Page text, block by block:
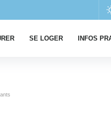
SE LOGER INFOS